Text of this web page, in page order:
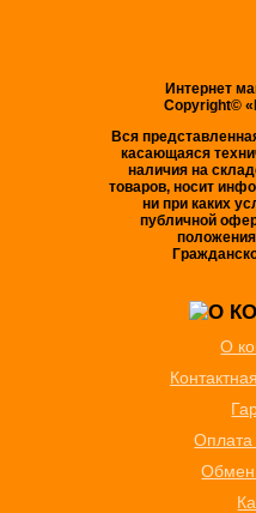
Интернет
Copyright©
Вся
касающаяся
наличия на
товаров, носит
ни при каких
публичной
О
Оплата
Обмен